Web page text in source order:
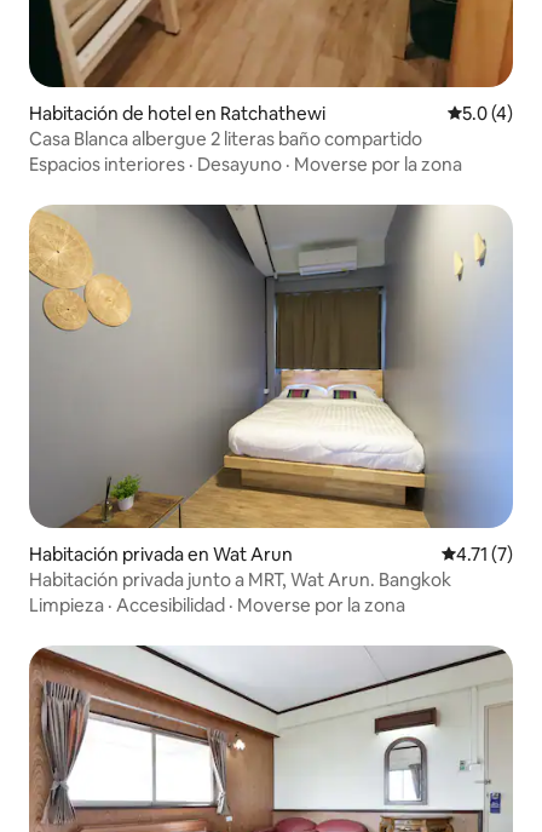
Habitación de hotel en Ratchathewi
5.0 (4)
Casa Blanca albergue 2 literas baño compartido
Espacios interiores · Desayuno · Moverse por la zona
Habitación privada en Wat Arun Calificación
4.71 (7)
Habitación privada junto a MRT, Wat Arun. Bangkok
Limpieza · Accesibilidad · Moverse por la zona